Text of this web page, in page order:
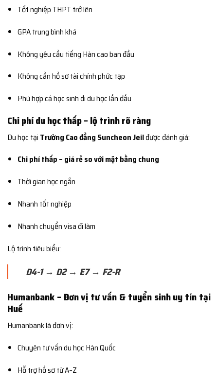
Tốt nghiệp THPT trở lên
GPA trung bình khá
Không yêu cầu tiếng Hàn cao ban đầu
Không cần hồ sơ tài chính phức tạp
Phù hợp cả học sinh đi du học lần đầu
Chi phí du học thấp – lộ trình rõ ràng
Du học tại Trường Cao đẳng Suncheon Jeilđược đánh giá:
Chi phí thấp – giá rẻ so với mặt bằng chung
Thời gian học ngắn
Nhanh tốt nghiệp
Nhanh chuyển visa đi làm
Lộ trình tiêu biểu:
D4-1 → D2 → E7 → F2-R
Humanbank – Đơn vị tư vấn & tuyển sinh uy tín tại
Huế
Humanbank là đơn vị:
Chuyên tư vấn du học Hàn Quốc
Hỗ trợ hồ sơ từ A–Z